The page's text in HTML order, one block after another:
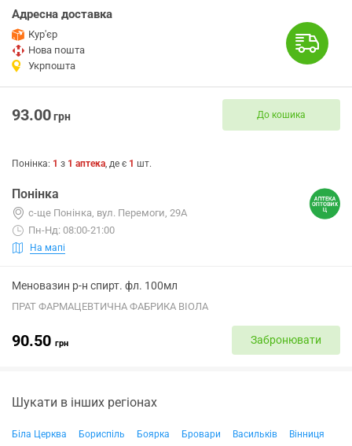
Адресна доставка
Кур'єр
Нова пошта
Укрпошта
93.00грн До кошика
Понінка: 1 з 1 аптека, де є 1 шт.
Понінка
с-ще Понінка, вул. Перемоги, 29А
Пн-Нд: 08:00-21:00
На мапі
Меновазин р-н спирт. фл. 100мл
ПРАТ ФАРМАЦЕВТИЧНА ФАБРИКА ВІОЛА
90.50 грн Забронювати
Шукати в інших регіонах
Біла Церква Бориспіль Боярка Бровари Васильків
Вінниця